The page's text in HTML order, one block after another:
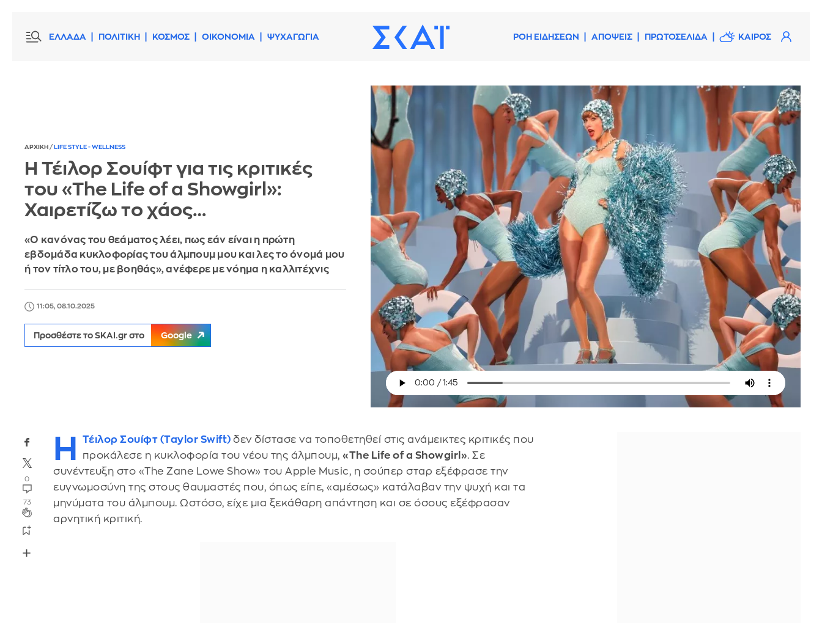
ΕΛΛΑΔΑ ΠΟΛΙΤΙΚΗ ΚΟΣΜΟΣ ΟΙΚΟΝΟΜΙΑ ΨΥΧΑΓΩΓΙΑ ΡΟΗ ΕΙΔΗΣΕΩΝ ΑΠΟΨΕΙΣ ΠΡΩΤΟΣΕΛΙΔΑ ΚΑΙΡΟΣ
ΑΡΧΙΚΗ / LIFE STYLE - WELLNESS
Η Τέιλορ Σουίφτ για τις κριτικές
του «The Life of a Showgirl»:
Χαιρετίζω το χάος…
«Ο κανόνας του θεάματος λέει, πως εάν είναι η πρώτη
εβδομάδα κυκλοφορίας του άλμπουμ μου και λες το όνομά μου
ή τον τίτλο του, με βοηθάς», ανέφερε με νόημα η καλλιτέχνις
11:05, 08.10.2025
Προσθέστε το SKAI.gr στο Google
0
73
Η Τέιλορ Σουίφτ (Taylor Swift) δεν δίστασε να τοποθετηθεί στις ανάμεικτες κριτικές που
προκάλεσε η κυκλοφορία του νέου της άλμπουμ,«The Life of a Showgirl». Σε
συνέντευξη στο «The Zane Lowe Show» του Apple Music, η σούπερ σταρ εξέφρασε την
ευγνωμοσύνη της στους θαυμαστές που, όπως είπε, «αμέσως» κατάλαβαν την ψυχή και τα
μηνύματα του άλμπουμ. Ωστόσο, είχε μια ξεκάθαρη απάντηση και σε όσους εξέφρασαν
αρνητική κριτική.